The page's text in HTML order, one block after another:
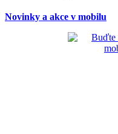
Novinky a akce v mobilu